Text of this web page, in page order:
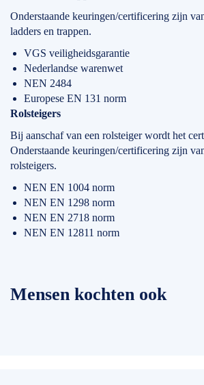
Onderstaande keuringen/certificering zijn
ladders en trappen.
VGS veiligheidsgarantie
Nederlandse warenwet
NEN 2484
Europese EN 131 norm
Rolsteigers
Bij aanschaf van een rolsteiger wordt het
Onderstaande keuringen/certificering zijn
rolsteigers.
NEN EN 1004 norm
NEN EN 1298 norm
NEN EN 2718 norm
NEN EN 12811 norm
Mensen kochten ook